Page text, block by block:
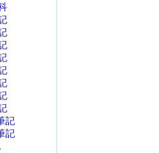
記
記